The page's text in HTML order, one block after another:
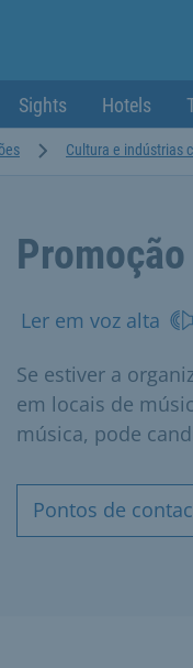
Sights Hotels
Cultura e indústrias
Ler em voz alta
Se estiver a
em locais de
música, pode
Pontos de